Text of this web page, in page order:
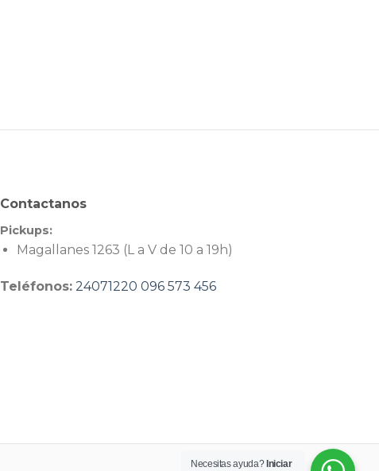
Contactanos
Pickups:
Magallanes 1263 (L a V de 10 a 19h)
Teléfonos: 24071220 096 573 456
Necesitas ayuda? Iniciar